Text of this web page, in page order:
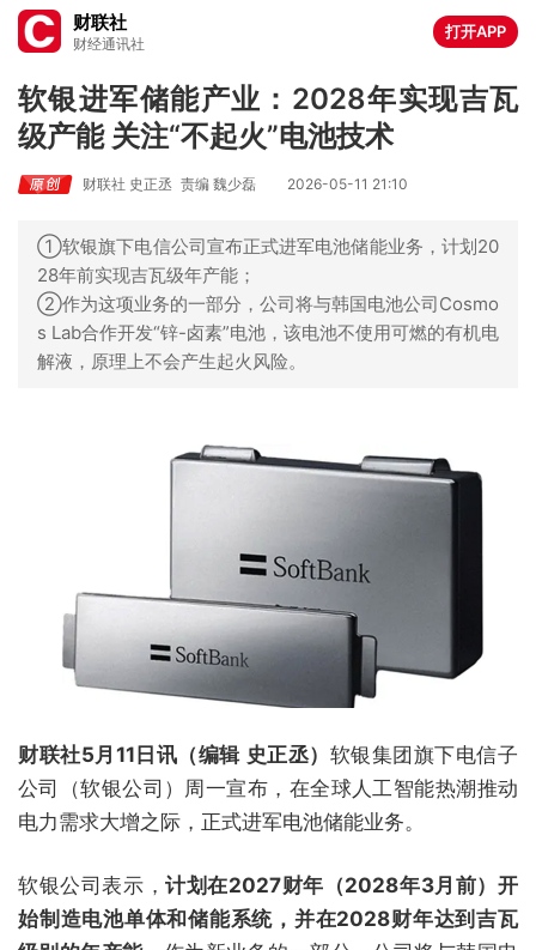
财联社
财经通讯社
打开APP
软银进军储能产业：2028年实现吉瓦
级产能 关注“不起火”电池技术
财联社 史正丞 责编 魏少磊 2026-05-11 21:10
①软银旗下电信公司宣布正式进军电池储能业务，计划20
28年前实现吉瓦级年产能；
②作为这项业务的一部分，公司将与韩国电池公司Cosmo
s Lab合作开发“锌-卤素”电池，该电池不使用可燃的有机电
解液，原理上不会产生起火风险。
财联社5月11日讯（编辑 史正丞） 软银集团旗下电信子
公司（软银公司）周一宣布，在全球人工智能热潮推动
电力需求大增之际，正式进军电池储能业务。
软银公司表示，计划在2027财年（2028年3月前）开
始制造电池单体和储能系统，并在2028财年达到吉瓦